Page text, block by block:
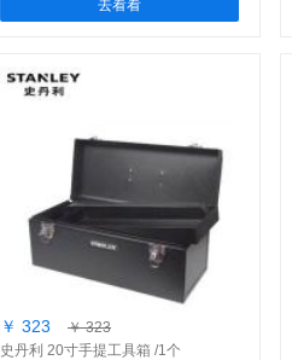
去看看
￥ 323
￥ 323
史丹利 20寸手提工具箱 /1个